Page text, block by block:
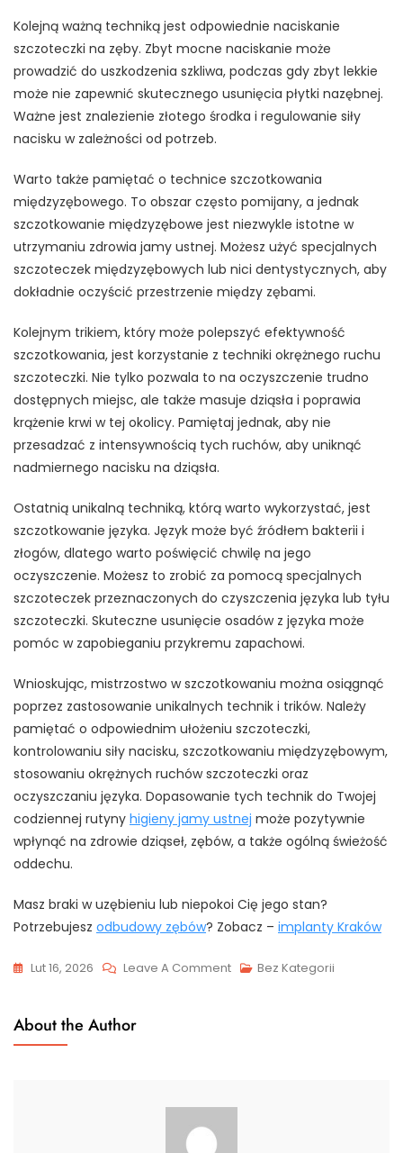
Kolejną ważną techniką jest odpowiednie naciskanie
szczoteczki na zęby. Zbyt mocne naciskanie może
prowadzić do uszkodzenia szkliwa, podczas gdy zbyt lekkie
może nie zapewnić skutecznego usunięcia płytki nazębnej.
Ważne jest znalezienie złotego środka i regulowanie siły
nacisku w zależności od potrzeb.
Warto także pamiętać o technice szczotkowania
międzyzębowego. To obszar często pomijany, a jednak
szczotkowanie międzyzębowe jest niezwykle istotne w
utrzymaniu zdrowia jamy ustnej. Możesz użyć specjalnych
szczoteczek międzyzębowych lub nici dentystycznych, aby
dokładnie oczyścić przestrzenie między zębami.
Kolejnym trikiem, który może polepszyć efektywność
szczotkowania, jest korzystanie z techniki okrężnego ruchu
szczoteczki. Nie tylko pozwala to na oczyszczenie trudno
dostępnych miejsc, ale także masuje dziąsła i poprawia
krążenie krwi w tej okolicy. Pamiętaj jednak, aby nie
przesadzać z intensywnością tych ruchów, aby uniknąć
nadmiernego nacisku na dziąsła.
Ostatnią unikalną techniką, którą warto wykorzystać, jest
szczotkowanie języka. Język może być źródłem bakterii i
złogów, dlatego warto poświęcić chwilę na jego
oczyszczenie. Możesz to zrobić za pomocą specjalnych
szczoteczek przeznaczonych do czyszczenia języka lub tyłu
szczoteczki. Skuteczne usunięcie osadów z języka może
pomóc w zapobieganiu przykremu zapachowi.
Wnioskując, mistrzostwo w szczotkowaniu można osiągnąć
poprzez zastosowanie unikalnych technik i trików. Należy
pamiętać o odpowiednim ułożeniu szczoteczki,
kontrolowaniu siły nacisku, szczotkowaniu międzyzębowym,
stosowaniu okrężnych ruchów szczoteczki oraz
oczyszczaniu języka. Dopasowanie tych technik do Twojej
codziennej rutyny higieny jamy ustnej może pozytywnie
wpłynąć na zdrowie dziąseł, zębów, a także ogólną świeżość
oddechu.
Masz braki w uzębieniu lub niepokoi Cię jego stan?
Potrzebujesz odbudowy zębów? Zobacz – implanty Kraków
Lut 16, 2026 Leave A CommentOn
Techniki
Bez Kategorii
About the Author